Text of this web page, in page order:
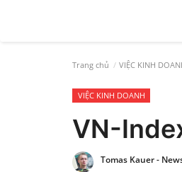
Trang chủ VIỆC KINH
VIỆC KINH DOANH
VN-
Tomas Kauer -